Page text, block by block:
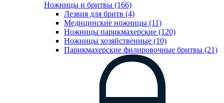
Ножницы и бритвы (166)
Лезвия для бритв (4)
Медицинские ножницы (11)
Ножницы парикмахерские (120)
Ножницы хозяйственные (10)
Парикмахерские филировочные бритвы (21)